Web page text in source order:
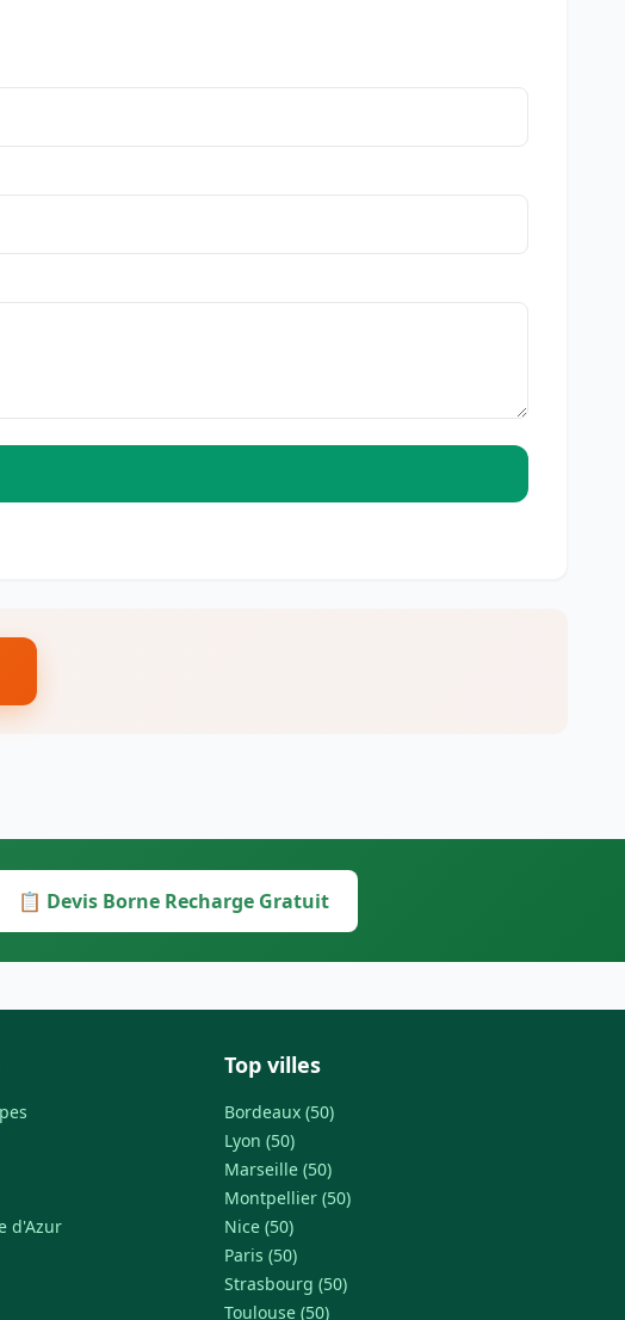
📋 Devis Borne Recharge Gratuit
d'Azur
Top villes
Bordeaux (50)
Lyon (50)
Marseille (50)
Montpellier (50)
Nice (50)
Paris (50)
Strasbourg (50)
Toulouse (50)